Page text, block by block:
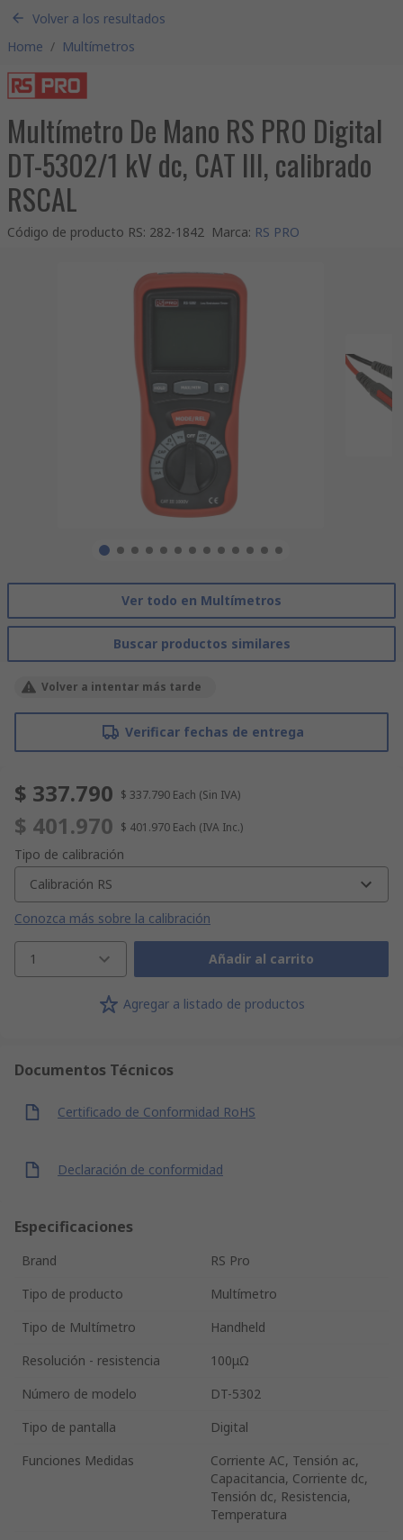
Volver a los resultados
Home / Multímetros
Multímetro De Mano RS PRO Digital
DT-5302/1 kV dc, CAT III, calibrado
RSCAL
Código de producto RS: 282-1842 Marca: RS PRO
Ver todo en Multímetros
Buscar productos similares
Volver a intentar más tarde
Verificar fechas de entrega
$ 337.790 $ 337.790 Each (Sin IVA)
$ 401.970 $ 401.970 Each (IVA Inc.)
Tipo de calibración
Calibración RS
Conozca más sobre la calibración
1 Añadir al carrito
Agregar a listado de productos
Documentos Técnicos
Certificado de Conformidad RoHS
Declaración de conformidad
Especificaciones
Brand
RS Pro
Tipo de producto
Multímetro
Tipo de Multímetro
Handheld
Resolución - resistencia
100μΩ
Número de modelo
DT-5302
Tipo de pantalla
Digital
Funciones Medidas
Corriente AC, Tensión ac,
Capacitancia, Corriente dc,
Tensión dc, Resistencia,
Temperatura